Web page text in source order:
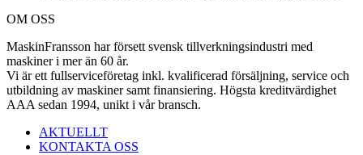
OM OSS
MaskinFransson har försett svensk tillverkningsindustri med
maskiner i mer än 60 år.
Vi är ett fullserviceföretag inkl. kvalificerad försäljning, service och
utbildning av maskiner samt finansiering. Högsta kreditvärdighet
AAA sedan 1994, unikt i vår bransch.
AKTUELLT
KONTAKTA OSS